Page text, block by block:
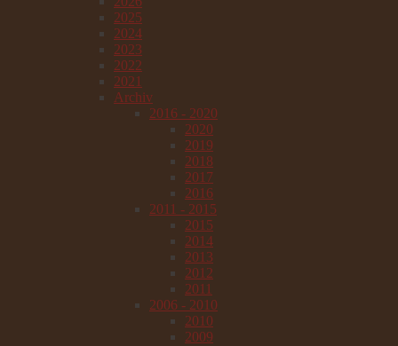
2025
2024
2023
2022
2021
Archiv
2016 - 2020
2020
2019
2018
2017
2016
2011 - 2015
2015
2014
2013
2012
2011
2006 - 2010
2010
2009